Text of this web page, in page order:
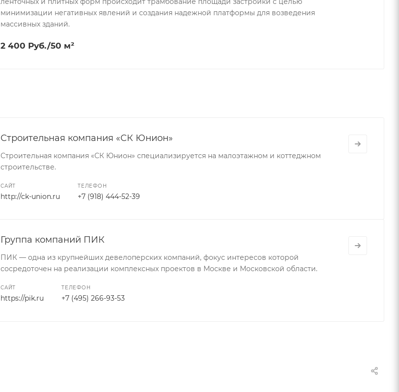
минимизации негативных явлений и создания надежной платформы для возведения
массивных зданий.
2 400 Руб./50 м²
Строительная компания «СК Юнион»
Строительная компания «СК Юнион» специализируется на малоэтажном и коттеджном
строительстве.
САЙТ
http://ck-union.ru
ТЕЛЕФОН
+7 (918) 444-52-39
Группа компаний ПИК
ПИК — одна из крупнейших девелоперских компаний, фокус интересов которой
сосредоточен на реализации комплексных проектов в Москве и Московской области.
САЙТ
https://pik.ru
ТЕЛЕФОН
+7 (495) 266-93-53